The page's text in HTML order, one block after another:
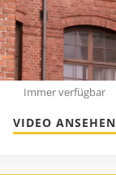
Immer verfügbar
VIDEO ANSEHEN